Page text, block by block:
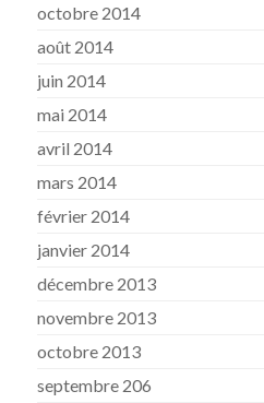
octobre 2014
août 2014
juin 2014
mai 2014
avril 2014
mars 2014
février 2014
janvier 2014
décembre 2013
novembre 2013
octobre 2013
septembre 206